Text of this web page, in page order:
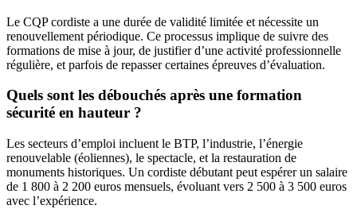
Le CQP cordiste a une durée de validité limitée et nécessite un
renouvellement périodique. Ce processus implique de suivre des
formations de mise à jour, de justifier d’une activité professionnelle
régulière, et parfois de repasser certaines épreuves d’évaluation.
Quels sont les débouchés après une formation
sécurité en hauteur ?
Les secteurs d’emploi incluent le BTP, l’industrie, l’énergie
renouvelable (éoliennes), le spectacle, et la restauration de
monuments historiques. Un cordiste débutant peut espérer un salaire
de 1 800 à 2 200 euros mensuels, évoluant vers 2 500 à 3 500 euros
avec l’expérience.